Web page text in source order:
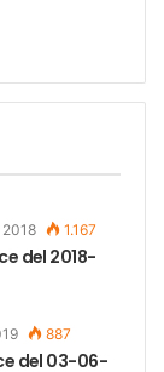
2018 1.167
del 2018-
887
del 03-06-